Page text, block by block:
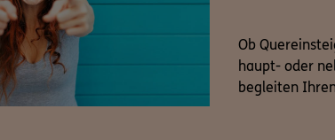
Ob
haupt- oder
begleiten